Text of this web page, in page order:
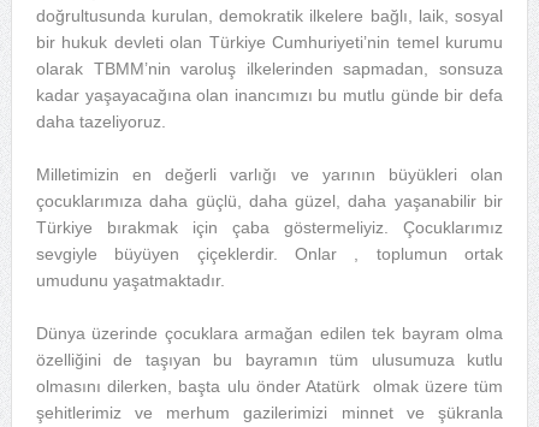
doğrultusunda kurulan, demokratik ilkelere bağlı, laik, sosyal
bir hukuk devleti olan Türkiye Cumhuriyeti’nin temel kurumu
olarak TBMM’nin varoluş ilkelerinden sapmadan, sonsuza
kadar yaşayacağına olan inancımızı bu mutlu günde bir defa
daha tazeliyoruz.
Milletimizin en değerli varlığı ve yarının büyükleri olan
çocuklarımıza daha güçlü, daha güzel, daha yaşanabilir bir
Türkiye bırakmak için çaba göstermeliyiz. Çocuklarımız
sevgiyle büyüyen çiçeklerdir. Onlar , toplumun ortak
umudunu yaşatmaktadır.
Dünya üzerinde çocuklara armağan edilen tek bayram olma
özelliğini de taşıyan bu bayramın tüm ulusumuza kutlu
olmasını dilerken, başta ulu önder Atatürk olmak üzere tüm
şehitlerimiz ve merhum gazilerimizi minnet ve şükranla